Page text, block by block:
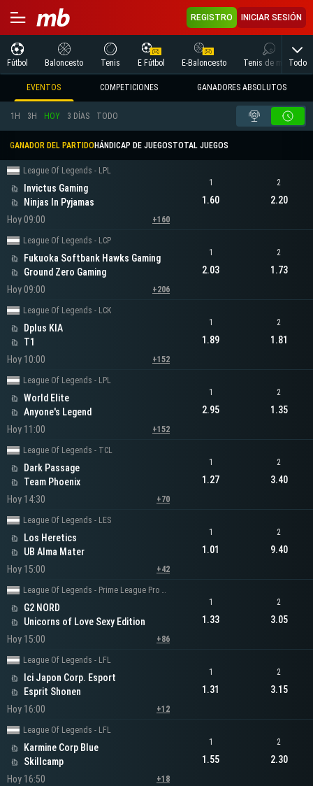
REGISTRO INICIAR SESIÓN
Fútbol Baloncesto Tenis E Fútbol E-Baloncesto Tenis de mesaTodo
EVENTOS COMPETICIONES GANADORES ABSOLUTOS
1H 3H HOY 3 DÍAS TODO
GANADOR DEL PARTIDOHÁNDICAP DE JUEGOSTOTAL JUEGOS
League Of Legends - LPL
Invictus Gaming
Ninjas In Pyjamas
Hoy 09:00
+160
1
1.60
2
2.20
League Of Legends - LCP
Fukuoka Softbank Hawks Gaming
Ground Zero Gaming
Hoy 09:00
+206
1
2.03
2
1.73
League Of Legends - LCK
Dplus KIA
T1
Hoy 10:00
+152
1
1.89
2
1.81
League Of Legends - LPL
World Elite
Anyone's Legend
Hoy 11:00
+152
1
2.95
2
1.35
League Of Legends - TCL
Dark Passage
Team Phoenix
Hoy 14:30
+70
1
1.27
2
3.40
League Of Legends - LES
Los Heretics
UB Alma Mater
Hoy 15:00
+42
1
1.01
2
9.40
League Of Legends - Prime League Pro Division
G2 NORD
Unicorns of Love Sexy Edition
Hoy 15:00
+86
1
1.33
2
3.05
League Of Legends - LFL
Ici Japon Corp. Esport
Esprit Shonen
Hoy 16:00
+12
1
1.31
2
3.15
League Of Legends - LFL
Karmine Corp Blue
Skillcamp
Hoy 16:50
+18
1
1.55
2
2.30